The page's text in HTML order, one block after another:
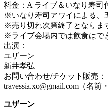
料金：A ライブ＆いなり寿司
※いなり寿司アワイによる、
※売り切れ次第終了となりま
※ライブ会場内では飲食はで
出演：
ユザーン
新井孝弘
お問い合わせ/チケット販売：
travessia.xo@gmail.com（名
ユザーン